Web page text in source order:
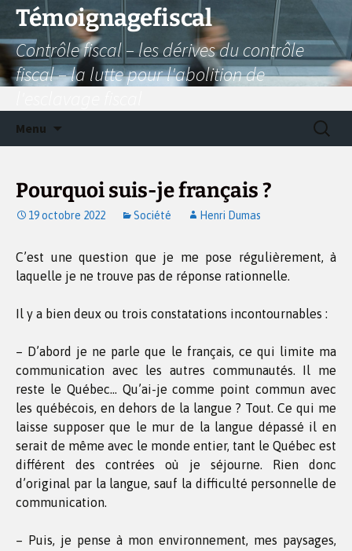
Aller
contenu
Témoignagefiscal
Contrôle fiscal – les dérives du contrôle
fiscal – la lutte pour l'abolition de
Menu
Pourquoi suis-je français ?
19 octobre 2022 Société Henri Dumas
C’est une question que je me pose régulièrement, à
laquelle je ne trouve pas de réponse rationnelle.
Il y a bien deux ou trois constatations incontournables :
– D’abord je ne parle que le français, ce qui limite ma
communication avec les autres communautés. Il me
reste le Québec… Qu’ai-je comme point commun avec
les québécois, en dehors de la langue ? Tout. Ce qui me
laisse supposer que le mur de la langue dépassé il en
serait de même avec le monde entier, tant le Québec est
différent des contrées où je séjourne. Rien donc
d’original par la langue, sauf la difficulté personnelle de
communication.
– Puis, je pense à mon environnement, mes paysages,